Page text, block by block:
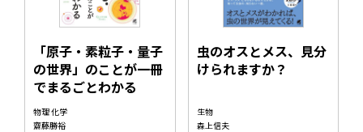
「原子・素粒子・量子
の世界」のことが一冊
でまるごとわかる
物理 化学
齋藤勝裕
虫のオスとメス、見分
けられますか？
生物
森上信夫